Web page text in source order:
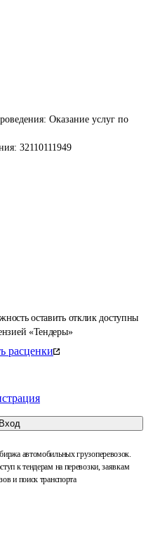
оставить отклик доступны
«Тендеры»
расценки
Вход
автомобильных грузоперевозок.
к тендерам на перевозки, заявкам
и поиск транспорта
Оказание услуг по
32110111949